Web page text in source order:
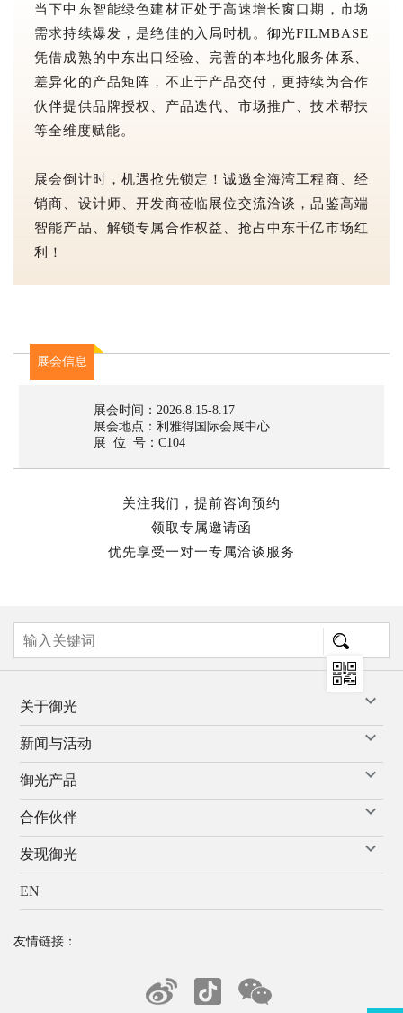
当下中东智能绿色建材正处于高速增长窗口期，市场
需求持续爆发，是绝佳的入局时机。御光FILMBASE
凭借成熟的中东出口经验、完善的本地化服务体系、
差异化的产品矩阵，不止于产品交付，更持续为合作
伙伴提供品牌授权、产品迭代、市场推广、技术帮扶
等全维度赋能。
展会倒计时，机遇抢先锁定！诚邀全海湾工程商、经
销商、设计师、开发商莅临展位交流洽谈，品鉴高端
智能产品、解锁专属合作权益、抢占中东千亿市场红
利！
展会信息
展会时间：2026.8.15-8.17
展会地点：利雅得国际会展中心
展 位 号：C104
关注我们，提前咨询预约
领取专属邀请函
优先享受一对一专属洽谈服务
关于御光
新闻与活动
御光产品
合作伙伴
发现御光
EN
友情链接：